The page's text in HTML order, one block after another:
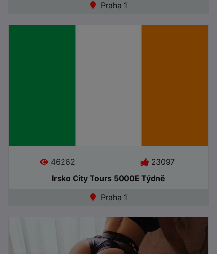
Praha 1
46262
23097
Irsko City Tours 5000E Týdně
Praha 1